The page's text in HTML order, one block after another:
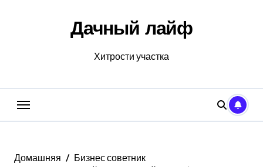
Дачный лайф
Хитрости участка
Домашняя
Бизнес советник